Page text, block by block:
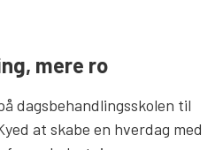
mere ro
dagsbehandlingsskolen til
at skabe en hverdag med